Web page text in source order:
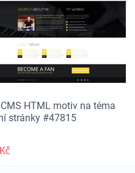
HTML motiv na téma
stránky #47815
Kč